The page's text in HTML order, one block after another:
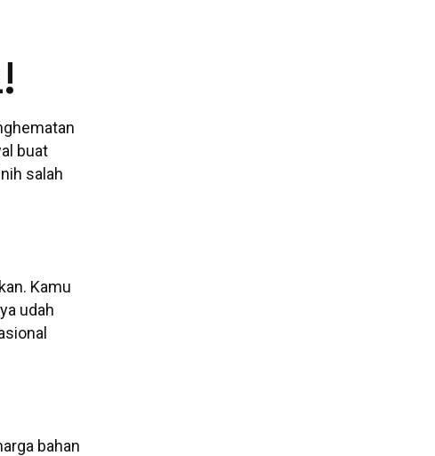
buat
salah
Kamu
udah
bahan